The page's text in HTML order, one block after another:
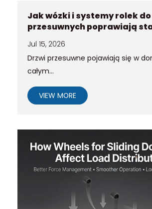
Jak wózki i systemy rolek
przesuwnych poprawiają
Jul 15, 2026
Drzwi przesuwne pojawiają się w
całym...
VIEW MORE